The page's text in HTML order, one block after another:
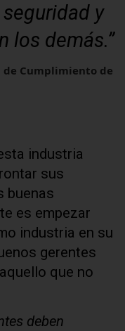
y
los demás.”
Cumplimiento de
industria
sus
buenas
es empezar
industria en su
gerentes
que no
deben